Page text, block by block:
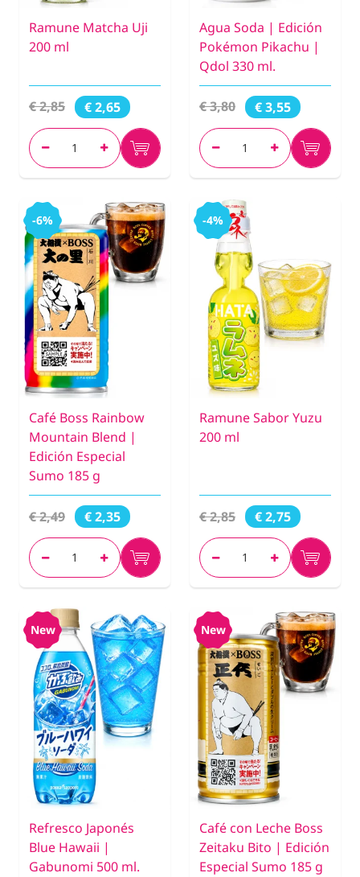
Ramune Matcha Uji
200 ml
€ 2,85 € 2,65
Agua Soda | Edición
Pokémon Pikachu |
Qdol 330 ml.
€ 3,80 € 3,55
-6%
Café Boss Rainbow
Mountain Blend |
Edición Especial
Sumo 185 g
€ 2,49 € 2,35
-4%
Ramune Sabor Yuzu
200 ml
€ 2,85 € 2,75
New
Refresco Japonés
Blue Hawaii |
Gabunomi 500 ml.
New
Café con Leche Boss
Zeitaku Bito | Edición
Especial Sumo 185 g